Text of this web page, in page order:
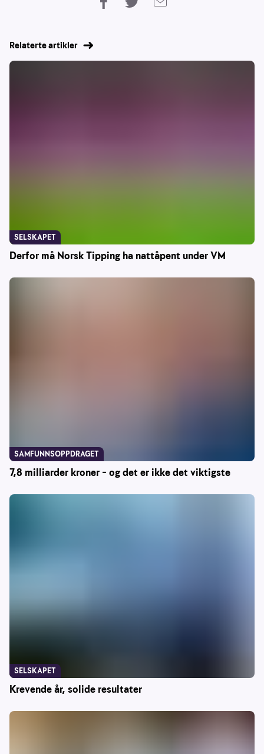
Relaterte artikler
Derfor må Norsk Tipping ha nattåpent under VM
SELSKAPET
7,8 milliarder kroner – og det er ikke det viktigste
SAMFUNNSOPPDRAGET
Krevende år, solide resultater
SELSKAPET